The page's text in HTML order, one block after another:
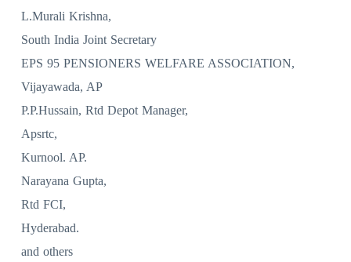
L.Murali Krishna,
South India Joint Secretary
EPS 95 PENSIONERS WELFARE ASSOCIATION,
Vijayawada, AP
P.P.Hussain, Rtd Depot Manager,
Apsrtc,
Kurnool. AP.
Narayana Gupta,
Rtd FCI,
Hyderabad.
and others